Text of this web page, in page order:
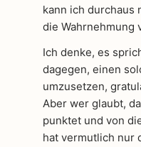
kann ich durchaus
die Wahrnehmung
Ich denke, es
dagegen, einen
umzusetzen,
Aber wer glaubt,
punktet und von
hat vermutlich nur